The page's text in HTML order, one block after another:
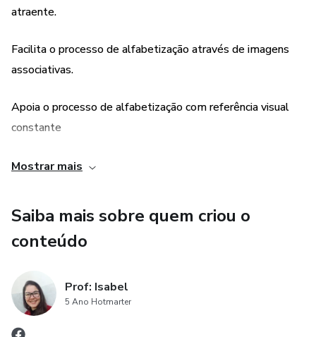
atraente.
Facilita o processo de alfabetização através de imagens
associativas.
Apoia o processo de alfabetização com referência visual
constante
Ajuda na identificação das letras e reconhecimento do
Funciona como painel permanente para rotina de aula,
rodas de leitura e atividades diárias
Organiza o ambiente e valoriza a decoração pedagógica da
sala
Mostrar mais
Saiba mais sobre quem criou o
conteúdo
Prof: Isabel
5 Ano Hotmarter